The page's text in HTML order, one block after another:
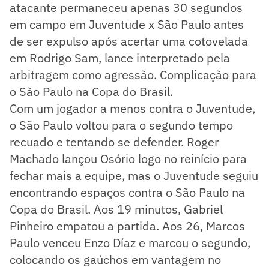
atacante permaneceu apenas 30 segundos
em campo em Juventude x São Paulo antes
de ser expulso após acertar uma cotovelada
em Rodrigo Sam, lance interpretado pela
arbitragem como agressão. Complicação para
o São Paulo na Copa do Brasil.
Com um jogador a menos contra o Juventude,
o São Paulo voltou para o segundo tempo
recuado e tentando se defender. Roger
Machado lançou Osório logo no reinício para
fechar mais a equipe, mas o Juventude seguiu
encontrando espaços contra o São Paulo na
Copa do Brasil. Aos 19 minutos, Gabriel
Pinheiro empatou a partida. Aos 26, Marcos
Paulo venceu Enzo Díaz e marcou o segundo,
colocando os gaúchos em vantagem no